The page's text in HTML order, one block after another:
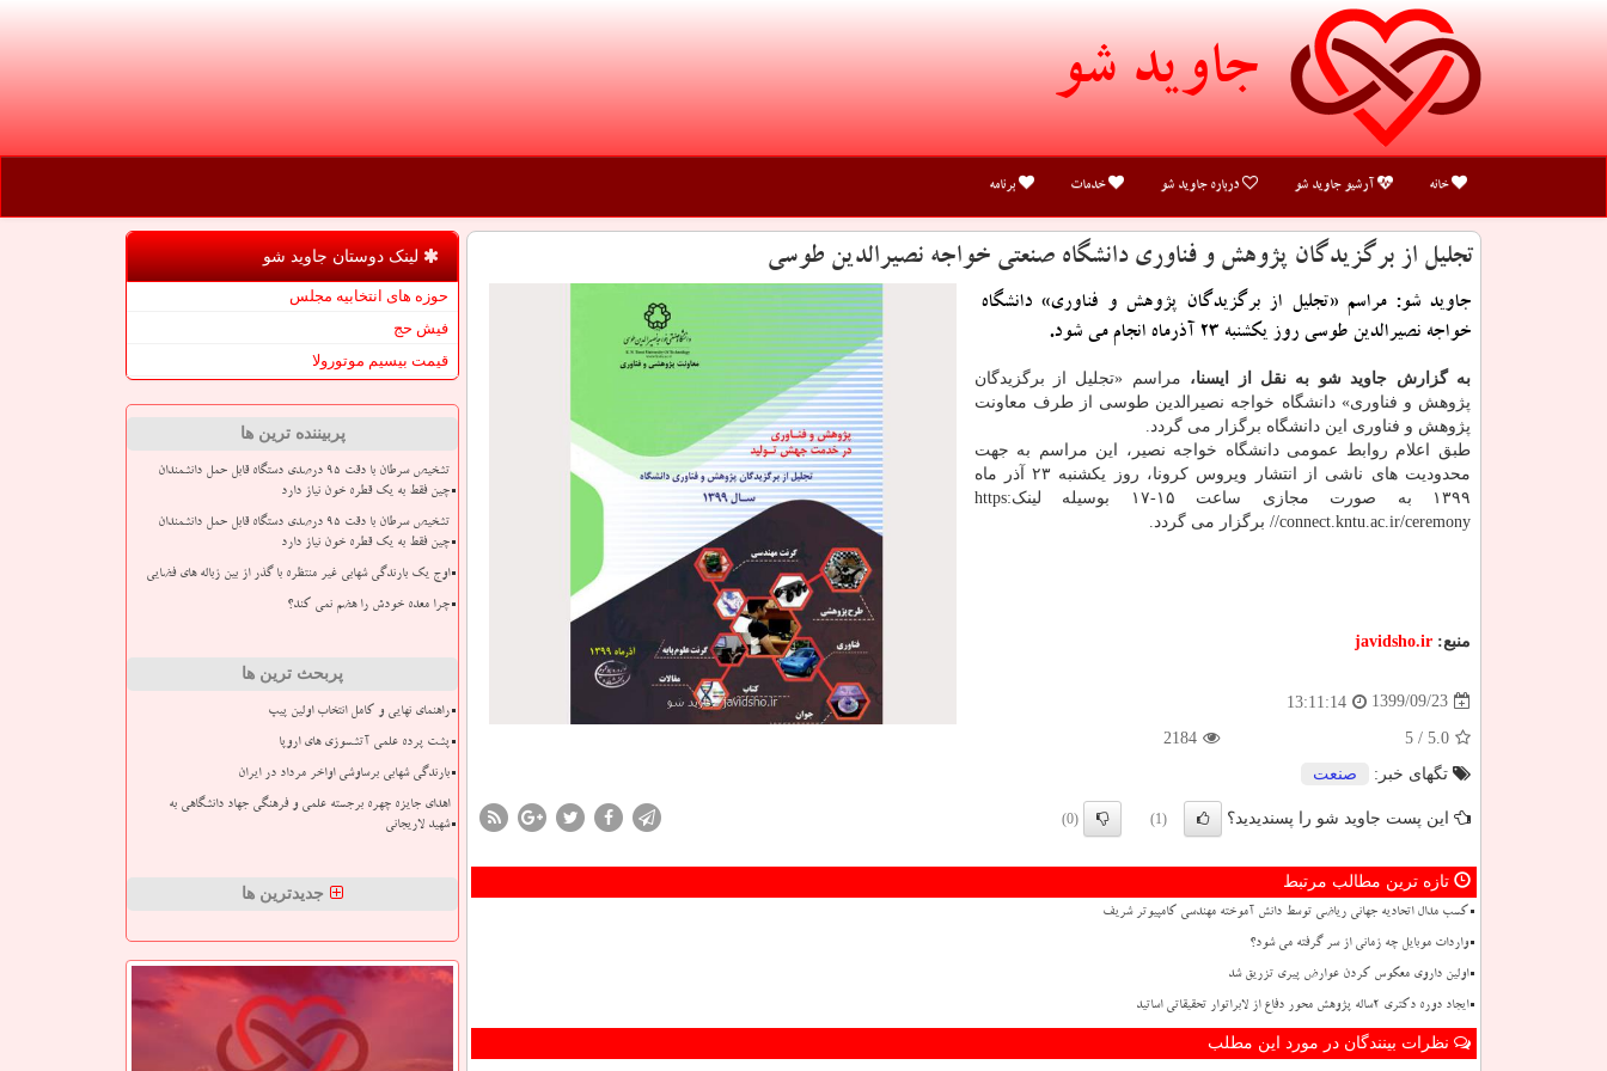
جاوید شو
خانه آرشیو جاوید شو درباره جاوید شو خدمات برنامه
تجلیل از برگزیدگان پژوهش و فناوری دانشگاه صنعتی خواجه نصیرالدین طوسی
جاوید شو: مراسم «تجلیل از برگزیدگان پژوهش و فناوری» دانشگاه
خواجه نصیرالدین طوسی روز یکشنبه 23 آذرماه انجام می شود.
به گزارش جاوید شو به نقل از ایسنا، مراسم «تجلیل از برگزیدگان
پژوهش و فناوری» دانشگاه خواجه نصیرالدین طوسی از طرف معاونت
پژوهش و فناوری این دانشگاه برگزار می گردد.
طبق اعلام روابط عمومی دانشگاه خواجه نصیر، این مراسم به جهت
محدودیت های ناشی از انتشار ویروس کرونا، روز یکشنبه ۲۳ آذر ماه
۱۳۹۹ به صورت مجازی ساعت ۱۵-۱۷ بوسیله لینکhttps:
//connect.kntu.ac.ir/ceremony برگزار می گردد.
منبع: javidsho.ir
1399/09/23
13:11:14
5.0
/ 5
2184
تگهای خبر:
صنعت
این پست جاوید شو را پسندیدید؟ (1)
(0)
تازه ترین مطالب مرتبط
کسب مدال اتحادیه جهانی ریاضی توسط دانش آموخته مهندسی کامپیوتر شریف
واردات موبایل چه زمانی از سر گرفته می شود؟
اولین داروی معکوس کردن عوارض پیری تزریق شد
ایجاد دوره دکتری 2ساله پژوهش محور دفاع از لابراتوار تحقیقاتی اساتید
نظرات بینندگان در مورد این مطلب
لینک دوستان جاوید شو
حوزه های انتخابیه مجلس
فیش حج
قیمت بیسیم موتورولا
پربیننده ترین ها
تشخیص سرطان با دقت ۹۵ درصدی دستگاه قابل حمل دانشمندان
چین فقط به یک قطره خون نیاز دارد
تشخیص سرطان با دقت ۹۵ درصدی دستگاه قابل حمل دانشمندان
چین فقط به یک قطره خون نیاز دارد
اوج یک بارندگی شهابی غیر منتظره با گذر از بین زباله های فضایی
چرا معده خودش را هضم نمی کند؟
پربحث ترین ها
راهنمای نهایی و کامل انتخاب اولین پیپ
پشت پرده علمی آتشسوزی های اروپا
بارندگی شهابی برساوشی اواخر مرداد در ایران
اهدای جایزه چهره برجسته علمی و فرهنگی جهاد دانشگاهی به
شهید لاریجانی
جدیدترین ها